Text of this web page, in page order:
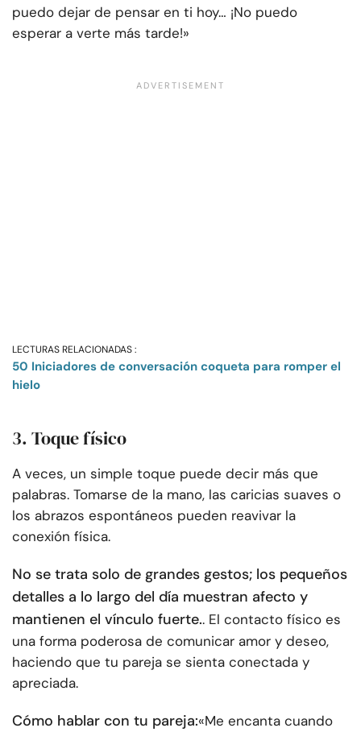
puedo dejar de pensar en ti hoy… ¡No puedo
esperar a verte más tarde!»
LECTURAS RELACIONADAS :
50 Iniciadores de conversación coqueta para romper el
hielo
3. Toque físico
A veces, un simple toque puede decir más que
palabras. Tomarse de la mano, las caricias suaves o
los abrazos espontáneos pueden reavivar la
conexión física.
No se trata solo de grandes gestos; los pequeños
detalles a lo largo del día muestran afecto y
mantienen el vínculo fuerte.. El contacto físico es
una forma poderosa de comunicar amor y deseo,
haciendo que tu pareja se sienta conectada y
apreciada.
Cómo hablar con tu pareja:«Me encanta cuando